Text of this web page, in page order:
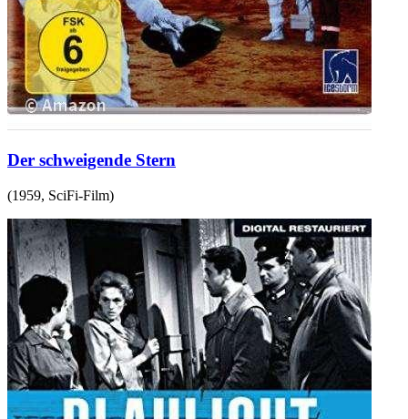
Der schweigende Stern
(1959, SciFi-Film)